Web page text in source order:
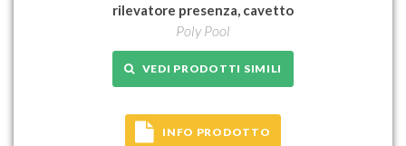
rilevatore presenza, cavetto
Poly Pool
VEDI PRODOTTI SIMILI
INFO PRODOTTO